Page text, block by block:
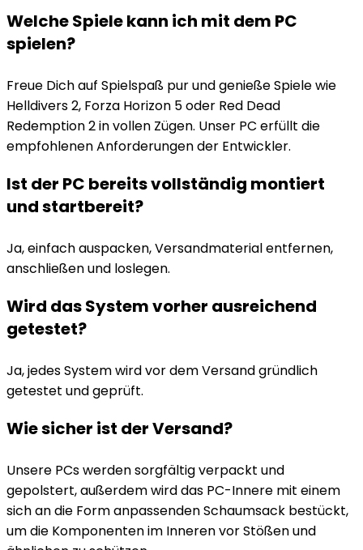
Welche Spiele kann ich mit dem PC
spielen?
Freue Dich auf Spielspaß pur und genieße Spiele wie
Helldivers 2, Forza Horizon 5 oder Red Dead
Redemption 2 in vollen Zügen. Unser PC erfüllt die
empfohlenen Anforderungen der Entwickler.
Ist der PC bereits vollständig montiert
und startbereit?
Ja, einfach auspacken, Versandmaterial entfernen,
anschließen und loslegen.
Wird das System vorher ausreichend
getestet?
Ja, jedes System wird vor dem Versand gründlich
getestet und geprüft.
Wie sicher ist der Versand?
Unsere PCs werden sorgfältig verpackt und
gepolstert, außerdem wird das PC-Innere mit einem
sich an die Form anpassenden Schaumsack bestückt,
um die Komponenten im Inneren vor Stößen und